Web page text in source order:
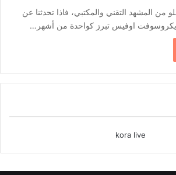
من المشهد التقني والمكتبي، فاذا تحدثنا عن
اوفيس تبرز كواحدة من أشهر…
kora live